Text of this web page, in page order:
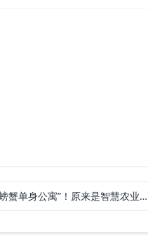
是智慧农业！（浙江电视台经济生活频道--经济新闻20181125）